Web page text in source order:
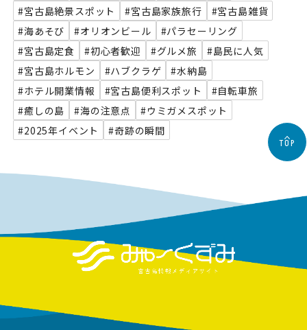
#宮古島絶景スポット
#宮古島家族旅行
#宮古島雑貨
#海あそび
#オリオンビール
#パラセーリング
#宮古島定食
#初心者歓迎 #グルメ旅
#島民に人気
#宮古島ホルモン
#ハブクラゲ
#水納島
#ホテル開業情報
#宮古島便利スポット
#自転車旅
#癒しの島
#海の注意点
#ウミガメスポット
#2025年イベント
#奇跡の瞬間
TOP